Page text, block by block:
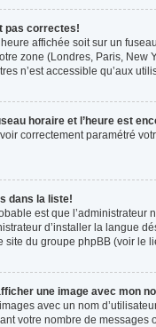
pas correctes!
affichée soit sur un
zone (Londres, Paris, New
n’est accessible qu’aux
horaire et l’heure est
correctement paramétré
dans la liste!
est que l’administrateur
d’installer la langue
site du groupe phpBB (voir le
une image avec mon
images avec un nom
votre nombre de messages